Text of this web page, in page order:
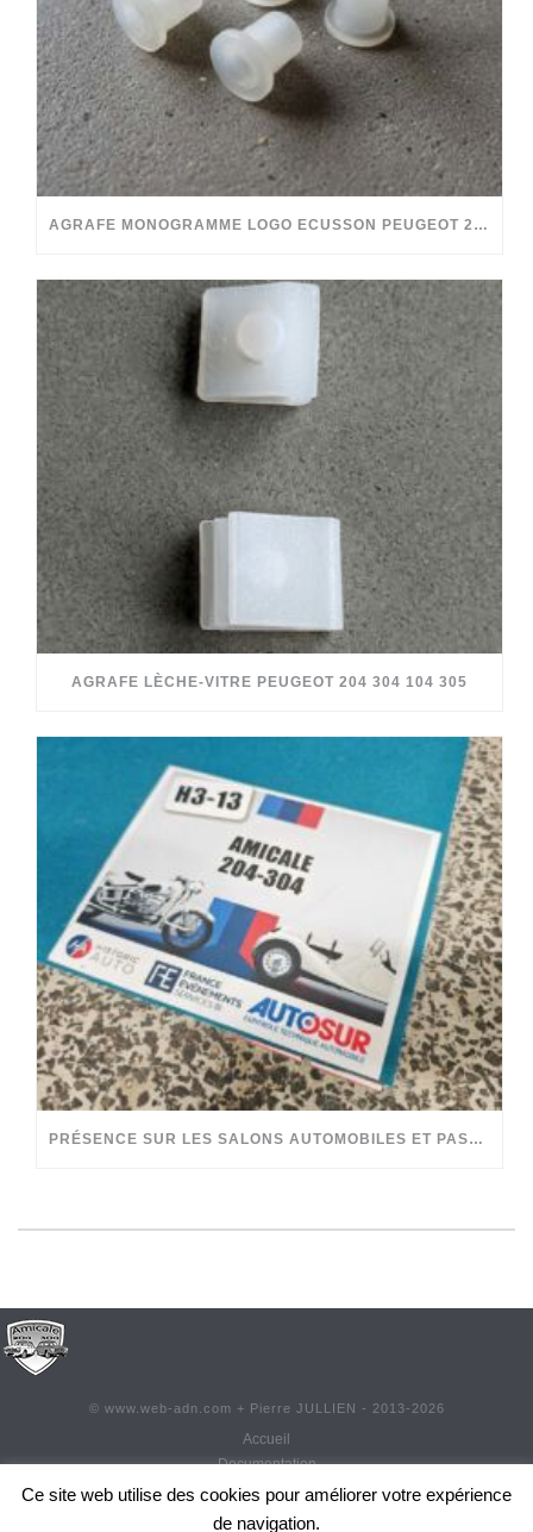
AGRAFE MONOGRAMME LOGO ECUSSON PEUGEOT 204 304
AGRAFE LÈCHE-VITRE PEUGEOT 204 304 104 305
PRÉSENCE SUR LES SALONS AUTOMOBILES ET PASSION PARTAGÉE
© www.web-adn.com + Pierre JULLIEN - 2013- 2026
Accueil
Documentation
Contact
Adhésion
Ce site web utilise des cookies pour améliorer votre expérience
de navigation.